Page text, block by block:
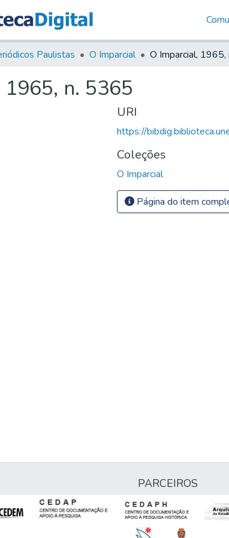
Paulistas O Imparcial O Imparcial,
n. 5365
URI
https://
Coleções
O Imparcial
Página do item
PARCEIROS